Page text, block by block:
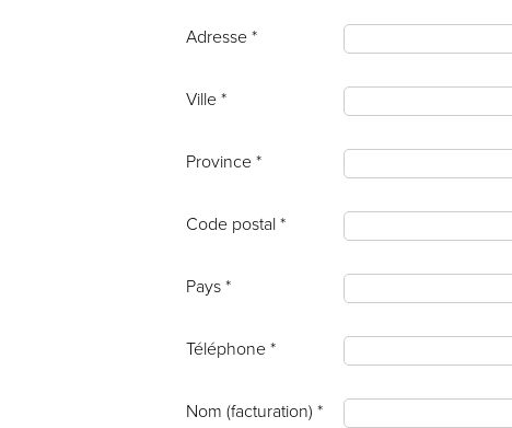
Adresse *
Ville *
Province *
Code postal *
Pays *
Téléphone *
Nom (facturation) *